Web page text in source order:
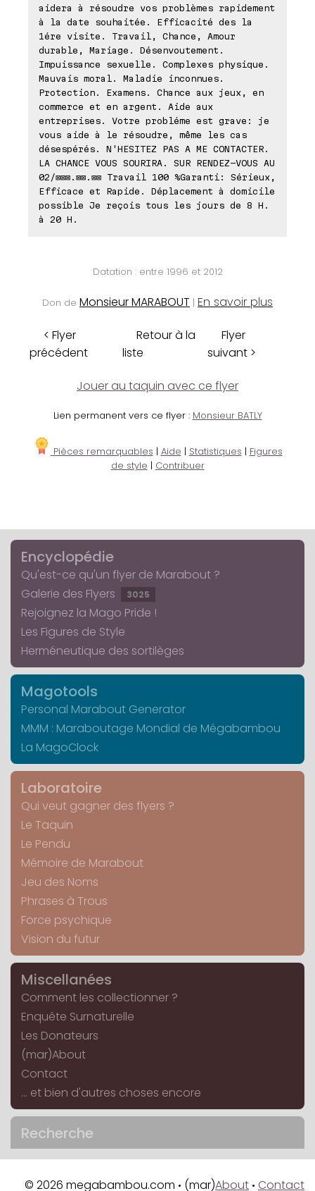
aidera à résoudre vos problèmes rapidement
à la date souhaitée. Efficacité des la
1ére visite. Travail, Chance, Amour
durable, Mariage. Désenvoutement.
Impuissance sexuelle. Complexes physique.
Mauvais moral. Maladie inconnues.
Protection. Examens. Chance aux jeux, en
commerce et en argent. Aide aux
entreprises. Votre probléme est grave: je
vous aide à le résoudre, même les cas
désespérés. N'HESITEZ PAS A ME CONTACTER.
LA CHANCE VOUS SOURIRA. SUR RENDEZ-VOUS AU
02/⊠⊠⊠.⊠⊠.⊠⊠ Travail 100 %Garanti: Sérieux,
Efficace et Rapide. Déplacement à domicile
possible Je reçois tous les jours de 8 H.
à 20 H.
Datation : entre 1996 et 2012
Don de Monsieur MARABOUT | En savoir plus
< Flyer
précédent
Retour à la
liste
Flyer
suivant >
Jouer au taquin avec ce flyer
Lien permanent vers ce flyer : Monsieur BATLY
Pièces remarquables | Aide | Statistiques | Figures
de style | Contribuer
Encyclopédie
Qu'est-ce qu'un flyer de Marabout ?
Galerie des Flyers
3025
Rejoignez la Mago Pride !
Les Figures de Style
Herméneutique des sortilèges
Magotools
Personal Marabout Generator
MMM : Maraboutage Mondial de Mégabambou
La MagoClock
Laboratoire
Qui veut gagner des flyers ?
Le Taquin
Le Pendu
Mémoire de Marabout
Jeu des Noms
Phrases à Trous
Force psychique
Vision du futur
Miscellanées
Comment les collectionner ?
Enquête Surnaturelle
Les Donateurs
(mar)About
Contact
... et bien d'autres choses encore
Recherche
© 2026 megabambou.com • (mar)About • Contact